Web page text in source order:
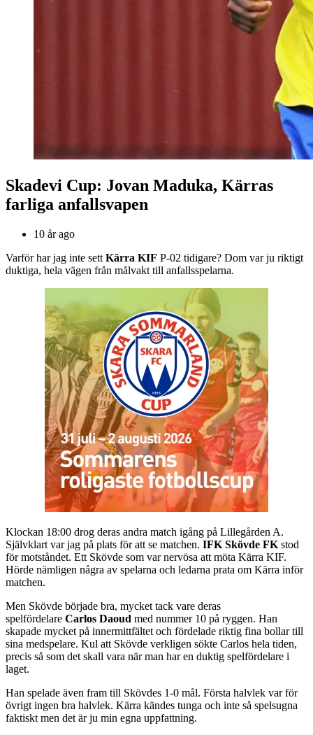
Skadevi Cup: Jovan Maduka, Kärras
farliga anfallsvapen
10 år ago
Varför har jag inte sett Kärra KIF P-02 tidigare? Dom var ju riktigt
duktiga, hela vägen från målvakt till anfallsspelarna.
Klockan 18:00 drog deras andra match igång på Lillegården A.
Självklart var jag på plats för att se matchen. IFK Skövde FK stod
för motståndet. Ett Skövde som var nervösa att möta Kärra KIF.
Hörde nämligen några av spelarna och ledarna prata om Kärra inför
matchen.
Men Skövde började bra, mycket tack vare deras
spelfördelare Carlos Daoud med nummer 10 på ryggen. Han
skapade mycket på innermittfältet och fördelade riktig fina bollar till
sina medspelare. Kul att Skövde verkligen sökte Carlos hela tiden,
precis så som det skall vara när man har en duktig spelfördelare i
laget.
Han spelade även fram till Skövdes 1-0 mål. Första halvlek var för
övrigt ingen bra halvlek. Kärra kändes tunga och inte så spelsugna
faktiskt men det är ju min egna uppfattning.